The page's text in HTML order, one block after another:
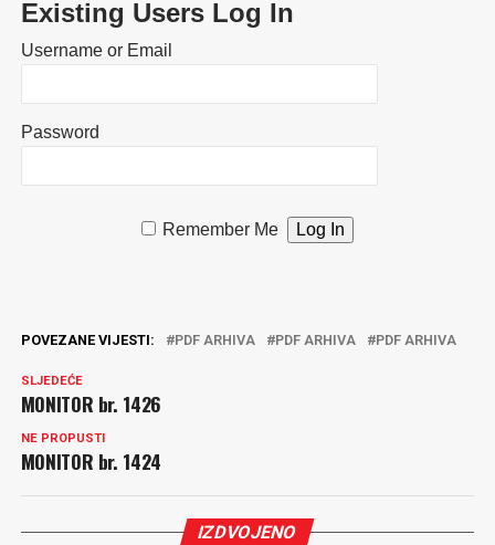
Existing Users Log In
Username or Email
Password
Remember Me
POVEZANE VIJESTI: PDF ARHIVA PDF ARHIVA PDF ARHIVA
SLJEDEĆE
MONITOR br. 1426
NE PROPUSTI
MONITOR br. 1424
IZDVOJENO